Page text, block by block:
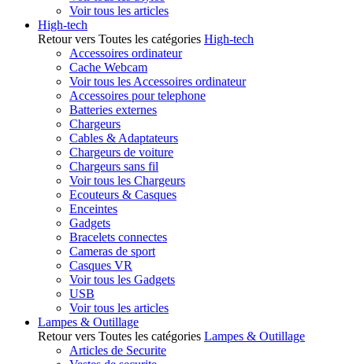
Voir tous les articles
High-tech
Retour vers Toutes les catégories High-tech
Accessoires ordinateur
Cache Webcam
Voir tous les Accessoires ordinateur
Accessoires pour telephone
Batteries externes
Chargeurs
Cables & Adaptateurs
Chargeurs de voiture
Chargeurs sans fil
Voir tous les Chargeurs
Ecouteurs & Casques
Enceintes
Gadgets
Bracelets connectes
Cameras de sport
Casques VR
Voir tous les Gadgets
USB
Voir tous les articles
Lampes & Outillage
Retour vers Toutes les catégories Lampes & Outillage
Articles de Securite